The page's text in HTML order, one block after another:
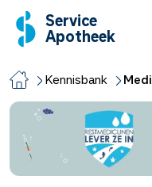
Service
Apotheek
Kennisbank